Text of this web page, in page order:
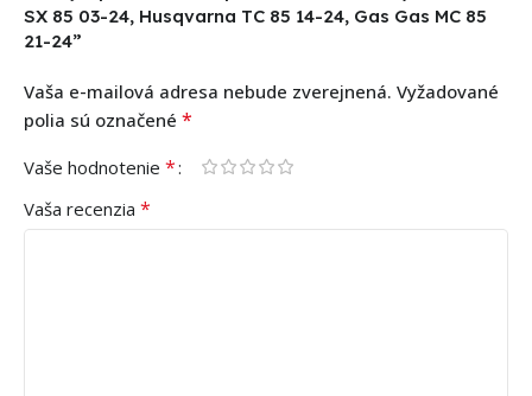
SX 85 03-24, Husqvarna TC 85 14-24, Gas Gas MC 85
21-24”
Vaša e-mailová adresa nebude zverejnená. Vyžadované
polia sú označené *
Vaše hodnotenie *
Vaša recenzia *